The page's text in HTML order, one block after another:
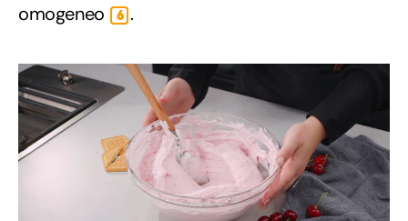
omogeneo
6 .